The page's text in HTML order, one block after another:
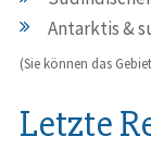
Antarktis &
(Sie können das
Letzte